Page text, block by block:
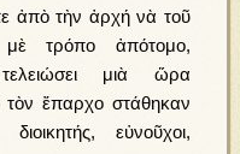
ἀπὸ τὴν ἀρχή νὰ τοῦ
τρόπο ἀπότομο,
μιὰ ὥρα
ἔπαρχο στάθηκαν
εὐνοῦχοι,